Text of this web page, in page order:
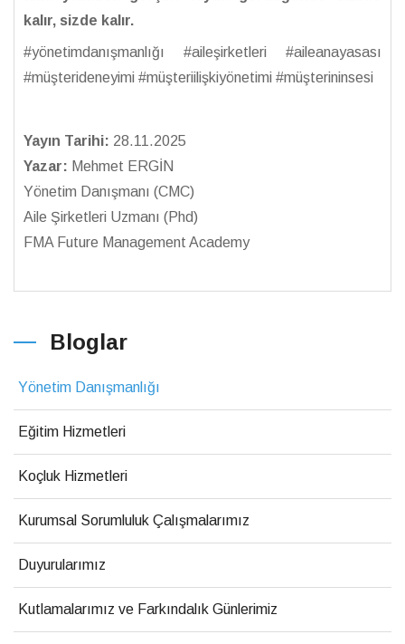
kalır, sizde kalır.
#yönetimdanışmanlığı #aileşirketleri #aileanayasası
#müşterideneyimi #müşteriilişkiyönetimi #müşterininsesi
Yayın Tarihi: 28.11.2025
Yazar: Mehmet ERGİN
Yönetim Danışmanı (CMC)
Aile Şirketleri Uzmanı (Phd)
FMA Future Management Academy
Bloglar
Yönetim Danışmanlığı
Eğitim Hizmetleri
Koçluk Hizmetleri
Kurumsal Sorumluluk Çalışmalarımız
Duyurularımız
Kutlamalarımız ve Farkındalık Günlerimiz